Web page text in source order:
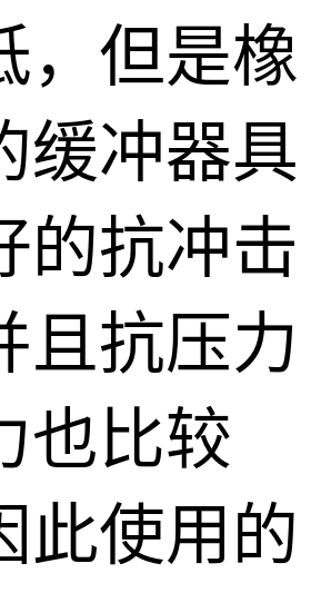
，但是橡
缓冲器具
的抗冲击
且抗压力
也比较
此使用的